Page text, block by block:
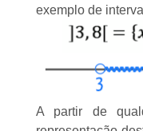
exemplo de
A partir de